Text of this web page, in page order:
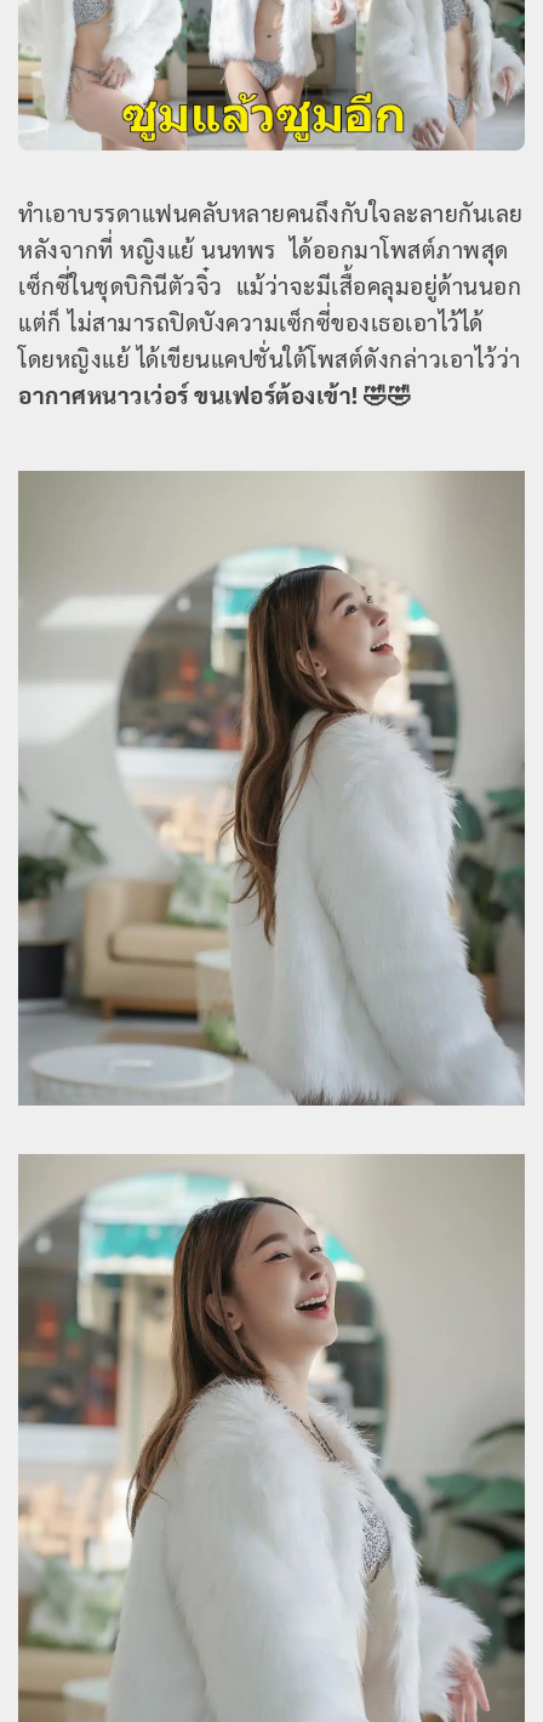
ทำเอาบรรดาแฟนคลับหลายคนถึงกับใจละลายกันเลย
หลังจากที่ หญิงแย้ นนทพร ได้ออกมาโพสต์ภาพสุด
เซ็กซี่ในชุดบิกินีตัวจิ๋ว แม้ว่าจะมีเสื้อคลุมอยู่ด้านนอก
แต่ก็ ไม่สามารถปิดบังความเซ็กซี่ของเธอเอาไว้ได้
โดยหญิงแย้ ได้เขียนแคปชั่นใต้โพสต์ดังกล่าวเอาไว้ว่า
อากาศหนาวเว่อร์ ขนเฟอร์ต้องเข้า! 🤣🤣